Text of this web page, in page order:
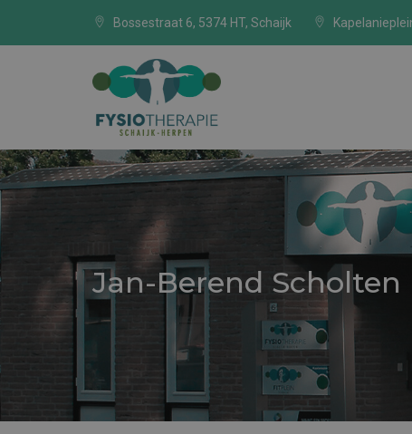
Bossestraat 6, 5374 HT, Schaijk
Jan-Berend Scholten